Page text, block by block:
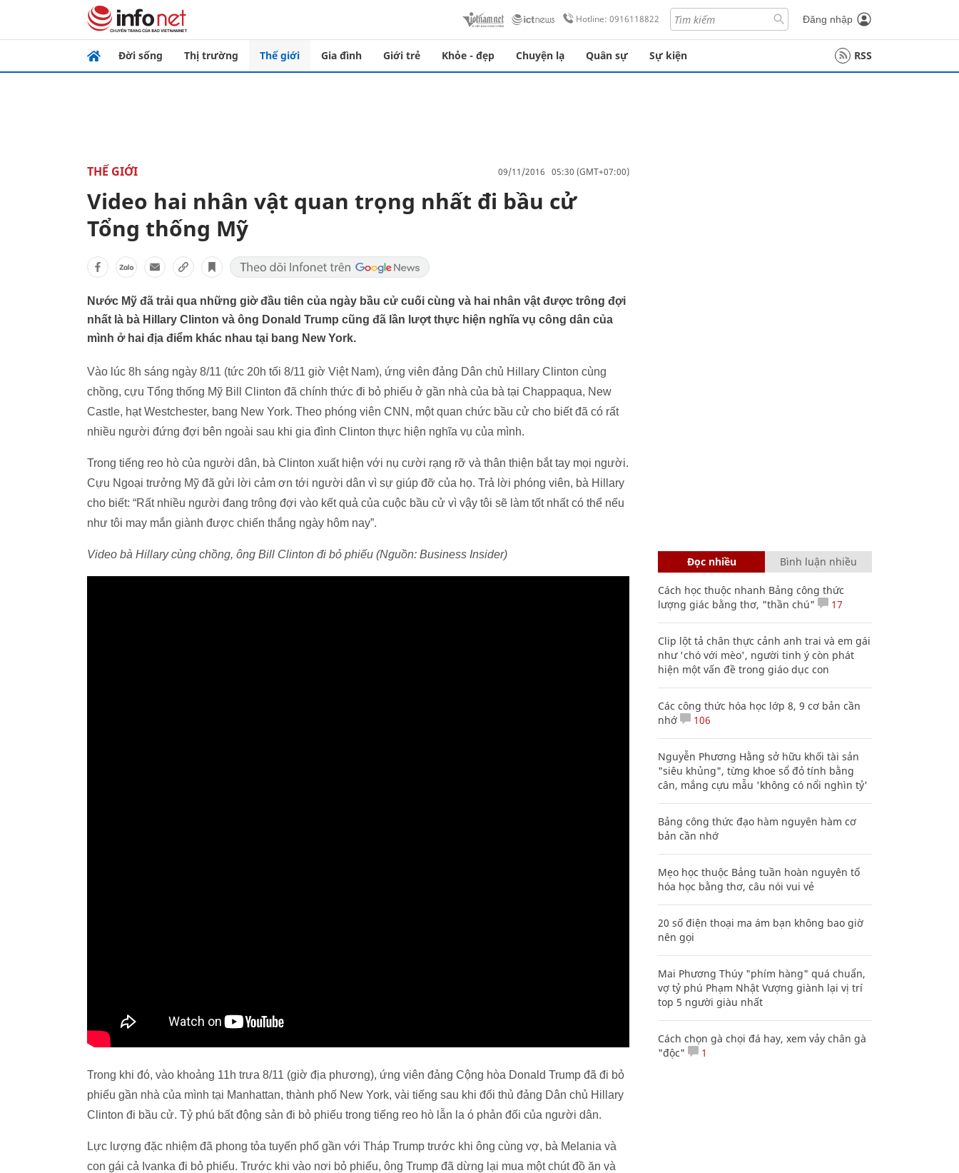
Hotline: 0916118822 Đăng nhập
Đời sống Thị trường Thế giới Gia đình Giới trẻ Khỏe - đẹp Chuyện lạ Quân sự Sự kiện RSS
THẾ GIỚI 09/11/2016 05:30 (GMT+07:00)
Video hai nhân vật quan trọng nhất đi bầu cử
Tổng thống Mỹ
Nước Mỹ đã trải qua những giờ đầu tiên của ngày bầu cử cuối cùng và hai nhân vật được trông đợi
nhất là bà Hillary Clinton và ông Donald Trump cũng đã lần lượt thực hiện nghĩa vụ công dân của
mình ở hai địa điểm khác nhau tại bang New York.
Vào lúc 8h sáng ngày 8/11 (tức 20h tối 8/11 giờ Việt Nam), ứng viên đảng Dân chủ Hillary Clinton cùng
chồng, cựu Tổng thống Mỹ Bill Clinton đã chính thức đi bỏ phiếu ở gần nhà của bà tại Chappaqua, New
Castle, hạt Westchester, bang New York. Theo phóng viên CNN, một quan chức bầu cử cho biết đã có rất
nhiều người đứng đợi bên ngoài sau khi gia đình Clinton thực hiện nghĩa vụ của mình.
Trong tiếng reo hò của người dân, bà Clinton xuất hiện với nụ cười rạng rỡ và thân thiện bắt tay mọi người.
Cựu Ngoại trưởng Mỹ đã gửi lời cảm ơn tới người dân vì sự giúp đỡ của họ. Trả lời phóng viên, bà Hillary
cho biết: “Rất nhiều người đang trông đợi vào kết quả của cuộc bầu cử vì vậy tôi sẽ làm tốt nhất có thể nếu
như tôi may mắn giành được chiến thắng ngày hôm nay”.
Video bà Hillary cùng chồng, ông Bill Clinton đi bỏ phiếu (Nguồn: Business Insider)
Trong khi đó, vào khoảng 11h trưa 8/11 (giờ địa phương), ứng viên đảng Cộng hòa Donald Trump đã đi bỏ
phiếu gần nhà của mình tại Manhattan, thành phố New York, vài tiếng sau khi đối thủ đảng Dân chủ Hillary
Clinton đi bầu cử. Tỷ phú bất động sản đi bỏ phiếu trong tiếng reo hò lẫn la ó phản đối của người dân.
Lực lượng đặc nhiệm đã phong tỏa tuyến phố gần với Tháp Trump trước khi ông cùng vợ, bà Melania và
con gái cả Ivanka đi bỏ phiếu. Trước khi vào nơi bỏ phiếu, ông Trump đã dừng lại mua một chút đồ ăn và
Đọc nhiều Bình luận nhiều
Cách học thuộc nhanh Bảng công thức
lượng giác bằng thơ, "thần chú"
17
Clip lột tả chân thực cảnh anh trai và em gái
như 'chó với mèo', người tinh ý còn phát
hiện một vấn đề trong giáo dục con
Các công thức hóa học lớp 8, 9 cơ bản cần
nhớ
106
Nguyễn Phương Hằng sở hữu khối tài sản
"siêu khủng", từng khoe sổ đỏ tính bằng
cân, mắng cựu mẫu 'không có nổi nghìn tỷ'
Bảng công thức đạo hàm nguyên hàm cơ
bản cần nhớ
Mẹo học thuộc Bảng tuần hoàn nguyên tố
hóa học bằng thơ, câu nói vui vẻ
20 số điện thoại ma ám bạn không bao giờ
nên gọi
Mai Phương Thúy "phím hàng" quá chuẩn,
vợ tỷ phú Phạm Nhật Vượng giành lại vị trí
top 5 người giàu nhất
Cách chọn gà chọi đá hay, xem vảy chân gà
"độc"
1